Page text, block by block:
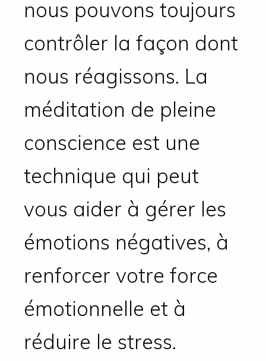
nous pouvons toujours
contrôler la façon dont
nous réagissons. La
méditation de pleine
conscience est une
technique qui peut
vous aider à gérer les
émotions négatives, à
renforcer votre force
émotionnelle et à
réduire le stress.